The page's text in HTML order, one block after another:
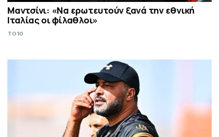
Μαντσίνι: «Να ερωτευτούν ξανά την εθνική
Ιταλίας οι φίλαθλοι»
TO10